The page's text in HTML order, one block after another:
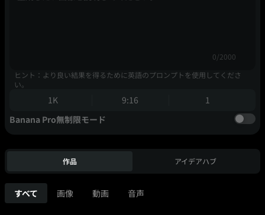
0/2000
ヒント：より良い結果を得るために英語のプロンプトを使用してくださ
い。
1K 9:16
1
Banana Pro無制限モード
作品 アイデアハブ
すべて 画像 動画 音声